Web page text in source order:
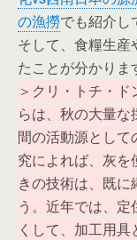
の漁撈でも紹介し
そして、食糧生
たことが分かりま
＞クリ・トチ・
らは、秋の大量
間の活動源とし
究によれば、灰
きの技術は、既
う。近年では、
くして、加工用